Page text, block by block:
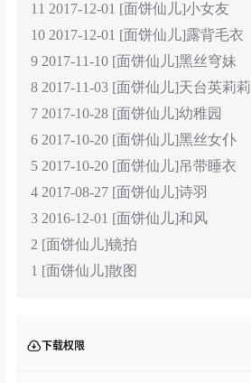
11 2017-12-01 [面饼仙儿]小女友
10 2017-12-01 [面饼仙儿]露背毛衣
9 2017-11-10 [面饼仙儿]黑丝穹妹
8 2017-11-03 [面饼仙儿]天台英莉莉
7 2017-10-28 [面饼仙儿]幼稚园
6 2017-10-20 [面饼仙儿]黑丝女仆
5 2017-10-20 [面饼仙儿]吊带睡衣
4 2017-08-27 [面饼仙儿]诗羽
3 2016-12-01 [面饼仙儿]和风
2 [面饼仙儿]镜拍
1 [面饼仙儿]散图
下载权限